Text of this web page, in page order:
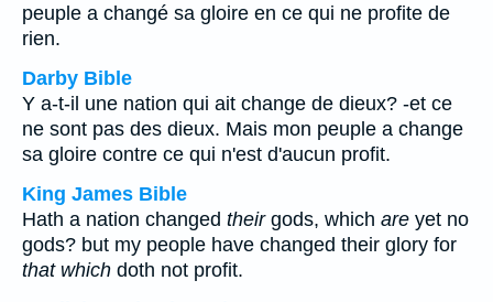
peuple a changé sa gloire en ce qui ne profite de
rien.
Darby Bible
Y a-t-il une nation qui ait change de dieux? -et ce
ne sont pas des dieux. Mais mon peuple a change
sa gloire contre ce qui n'est d'aucun profit.
King James Bible
Hath a nation changed theirgods, which are yet no
gods? but my people have changed their glory for
that which doth not profit.